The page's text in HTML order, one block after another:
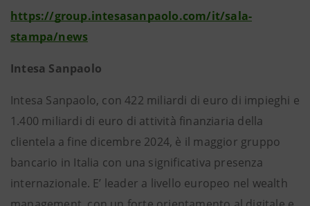
https://group.intesasanpaolo.com/it/sala-
stampa/news
Intesa Sanpaolo
Intesa Sanpaolo, con 422 miliardi di euro di impieghi e
1.400 miliardi di euro di attività finanziaria della
clientela a fine dicembre 2024, è il maggior gruppo
bancario in Italia con una significativa presenza
internazionale. E’ leader a livello europeo nel wealth